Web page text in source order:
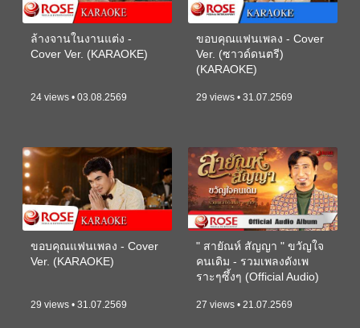
ล้างจานในงานแต่ง -
Cover Ver. (KARAOKE)
24 views • 03.08.2569
ขอบคุณแฟนเพลง - Cover
Ver. (ซาวด์ดนตรี)
(KARAOKE)
29 views • 31.07.2569
ขอบคุณแฟนเพลง - Cover
Ver. (KARAOKE)
29 views • 31.07.2569
" สายัณห์ สัญญา " ขวัญใจ
คนเดิม - รวมเพลงดังเพ
ราะๆซึ้งๆ (Official Audio)
27 views • 21.07.2569